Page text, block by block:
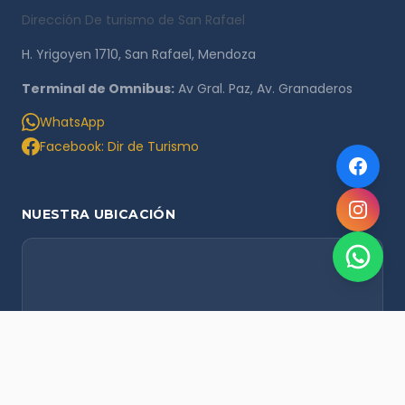
Dirección De turismo de San Rafael
H. Yrigoyen 1710, San Rafael, Mendoza
Terminal de Omnibus: Av Gral. Paz, Av. Granaderos
WhatsApp
Facebook: Dir de Turismo
NUESTRA UBICACIÓN